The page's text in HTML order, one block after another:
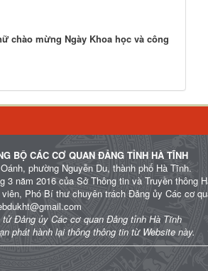
chào mừng Ngày Khoa học và công
BỘ CÁC CƠ QUAN ĐẢNG TỈNH HÀ TĨNH
phường Nguyễn Du, thành phố Hà Tĩnh.
3 năm 2016 của Sở Thông tin và Truyền thông
Phó Bí thư chuyên trách Đảng ủy Các cơ
tử Đảng ủy Các cơ quan Đảng tỉnh Hà Tĩnh
phát hành lại thông thông tin từ Website này.